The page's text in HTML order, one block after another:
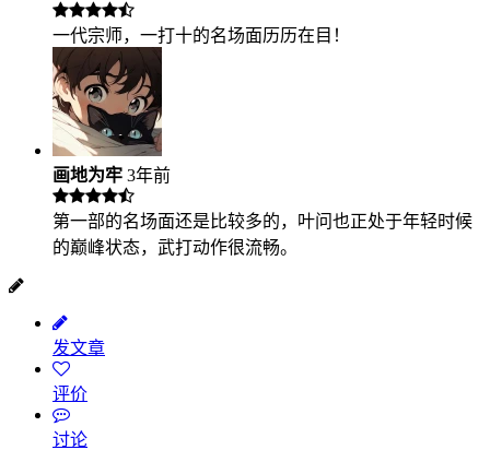
一代宗师，一打十的名场面历历在目！
画地为牢 3年前
第一部的名场面还是比较多的，叶问也正处于年轻时候
的巅峰状态，武打动作很流畅。
发文章
评价
讨论